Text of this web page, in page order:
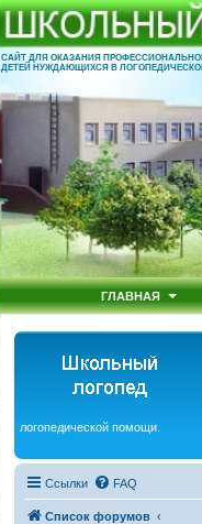
САЙТ ДЛЯ ОКАЗАНИЯ
ДЕТЕЙ НУЖДАЮЩИХСЯ В
ГЛАВНАЯ
логопедической помощи.
Ссылки FAQ
Список форумов